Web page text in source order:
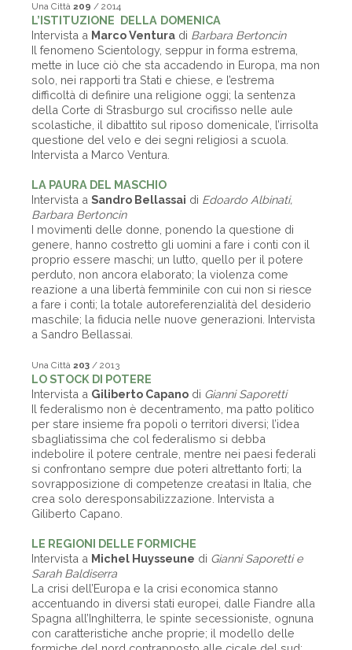
Una Città 209 / 2014
L’ISTITUZIONE DELLA DOMENICA
Intervista a Marco Ventura di Barbara Bertoncin
Il fenomeno Scientology, seppur in forma estrema,
mette in luce ciò che sta accadendo in Europa, ma non
solo, nei rapporti tra Stati e chiese, e l’estrema
difficoltà di definire una religione oggi; la sentenza
della Corte di Strasburgo sul crocifisso nelle aule
scolastiche, il dibattito sul riposo domenicale, l’irrisolta
questione del velo e dei segni religiosi a scuola.
Intervista a Marco Ventura.
LA PAURA DEL MASCHIO
Intervista a Sandro Bellassai di Edoardo Albinati,
Barbara Bertoncin
I movimenti delle donne, ponendo la questione di
genere, hanno costretto gli uomini a fare i conti con il
proprio essere maschi; un lutto, quello per il potere
perduto, non ancora elaborato; la violenza come
reazione a una libertà femminile con cui non si riesce
a fare i conti; la totale autoreferenzialità del desiderio
maschile; la fiducia nelle nuove generazioni. Intervista
a Sandro Bellassai.
Una Città 203 / 2013
LO STOCK DI POTERE
Intervista a Giliberto Capano di Gianni Saporetti
Il federalismo non è decentramento, ma patto politico
per stare insieme fra popoli o territori diversi; l’idea
sbagliatissima che col federalismo si debba
indebolire il potere centrale, mentre nei paesi federali
si confrontano sempre due poteri altrettanto forti; la
sovrapposizione di competenze creatasi in Italia, che
crea solo deresponsabilizzazione. Intervista a
Giliberto Capano.
LE REGIONI DELLE FORMICHE
Intervista a Michel Huysseune di Gianni Saporetti e
Sarah Baldiserra
La crisi dell’Europa e la crisi economica stanno
accentuando in diversi stati europei, dalle Fiandre alla
Spagna all’Inghilterra, le spinte secessioniste, ognuna
con caratteristiche anche proprie; il modello delle